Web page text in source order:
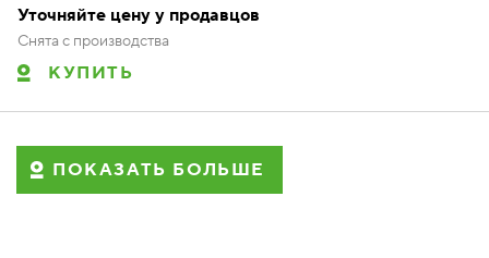
Уточняйте цену у продавцов
Снята с производства
КУПИТЬ
ПОКАЗАТЬ БОЛЬШЕ